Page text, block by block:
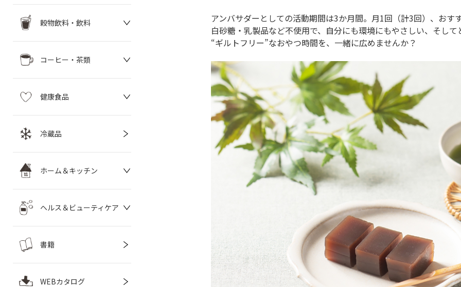
穀物飲料・飲料
コーヒー・茶類
健康食品
冷蔵品
ホーム＆キッチン
ヘルス＆ビューティケア
書籍
WEBカタログ
アンバサダーとしての活動期間は3か月間。月1回（計3回）、おす
白砂糖・乳製品など不使用で、自分にも環境にもやさしい、そし
“ギルトフリー”なおやつ時間を、一緒に広めませんか？